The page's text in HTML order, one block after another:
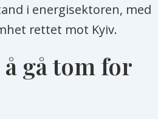
i energisektoren, med
rettet mot Kyiv.
gå tom for